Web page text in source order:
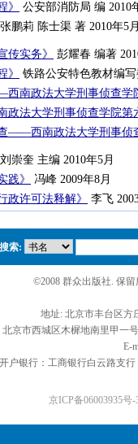
》
公安部消防局 编 2010
张鹏莉 陈士渠 著 2010年5
传实务》
彭耀春 编著
》
铁路公安特色教材编
西南政法大学刑事侦查学
政法大学刑事侦查学院第
查——西南政法大学刑事侦
刘崇奎 主编 2010年5月
践》
冯峰 2009年8月
政许可法释解》
李飞
索:
©2008 群众出版社. 保
地址: 北京市丰台区
北京市西城区木樨地南里甲一
E-
开户银行：工商银行白云路支
京ICP备06003935号-